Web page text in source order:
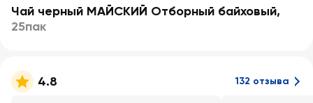
Чай черный МАЙСКИЙ Отборный байховый,
25пак
4.8 132 отзыва